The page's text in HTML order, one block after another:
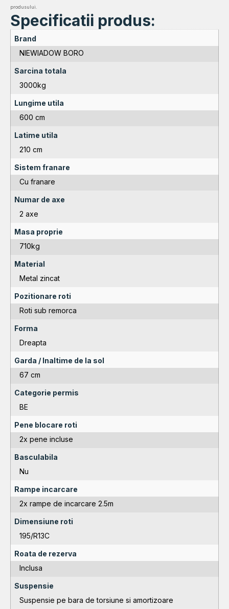
produsului.
Specificatii produs:
Brand
NIEWIADOW BORO
Sarcina totala
3000kg
Lungime utila
600 cm
Latime utila
210 cm
Sistem franare
Cu franare
Numar de axe
2 axe
Masa proprie
710kg
Material
Metal zincat
Pozitionare roti
Roti sub remorca
Forma
Dreapta
Garda / Inaltime de la sol
67 cm
Categorie permis
BE
Pene blocare roti
2x pene incluse
Basculabila
Nu
Rampe incarcare
2x rampe de incarcare 2.5m
Dimensiune roti
195/R13C
Roata de rezerva
Inclusa
Suspensie
Suspensie pe bara de torsiune si amortizoare